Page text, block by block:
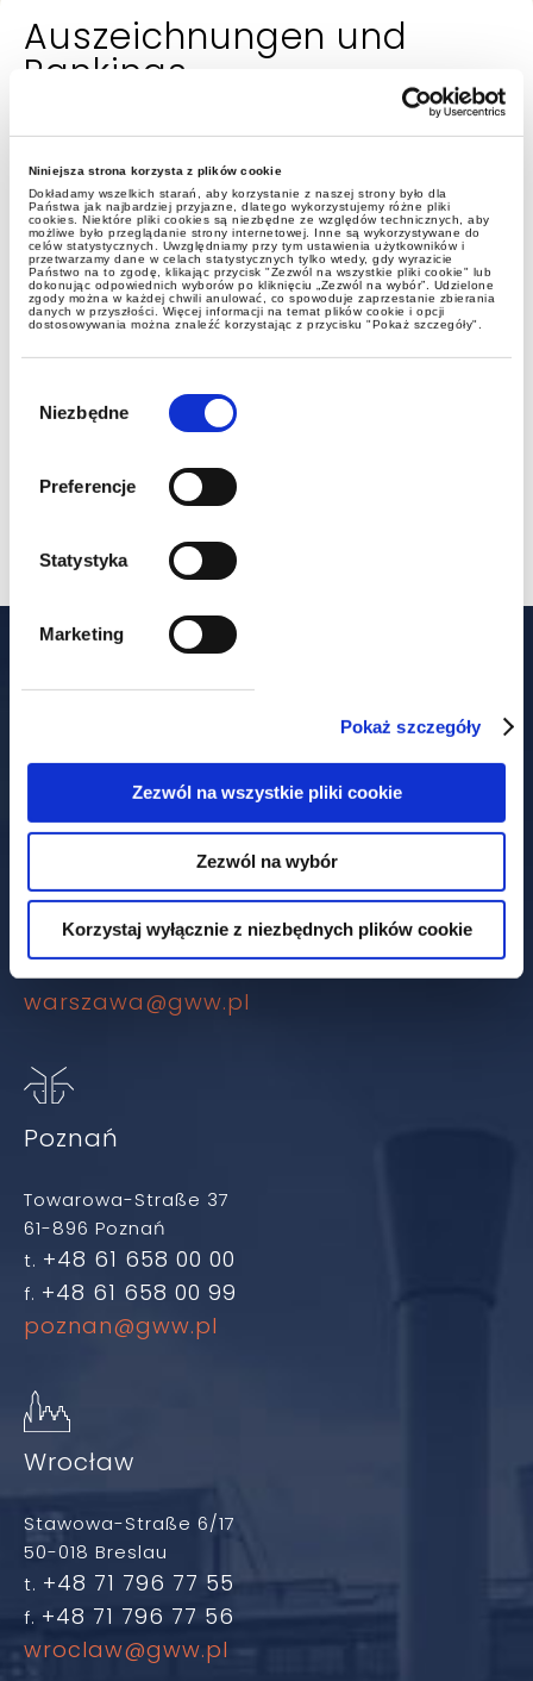
Niniejsza strona korzysta z plików cookie
Dokładamy wszelkich starań, aby korzystanie z naszej strony było dla
Państwa jak najbardziej przyjazne, dlatego wykorzystujemy różne pliki
cookies. Niektóre pliki cookies są niezbędne ze względów technicznych, aby
możliwe było przeglądanie strony internetowej. Inne są wykorzystywane do
celów statystycznych. Uwzględniamy przy tym ustawienia użytkowników i
przetwarzamy dane w celach statystycznych tylko wtedy, gdy wyrazicie
Państwo na to zgodę, klikając przycisk "Zezwól na wszystkie pliki cookie" lub
dokonując odpowiednich wyborów po kliknięciu „Zezwól na wybór”. Udzielone
zgody można w każdej chwili anulować, co spowoduje zaprzestanie zbierania
danych w przyszłości. Więcej informacji na temat plików cookie i opcji
dostosowywania można znaleźć korzystając z przycisku "Pokaż szczegóły".
zgody
Niezbędne
Preferencje
Statystyka
Marketing
Pokaż szczegóły
Zezwól na wszystkie pliki cookie
Zezwól na wybór
Korzystaj wyłącznie z niezbędnych plików cookie
Auszeichnungen und
Rankings
Auszeichnungen für Steuer- und
Rechtsteams, einschließlich
Unsere Büros
Warszawa
Książęca-Straße 4
00-498 Warschau
+48 22 212 00 00
+48 22 212 00 01
warszawa@gww.pl
Poznań
Towarowa-Straße 37
61-896 Poznań
t. +48 61 658 00 00
f. +48 61 658 00 99
poznan@gww.pl
Wrocław
Stawowa-Straße 6/17
50-018 Breslau
t. +48 71 796 77 55
f. +48 71 796 77 56
wroclaw@gww.pl